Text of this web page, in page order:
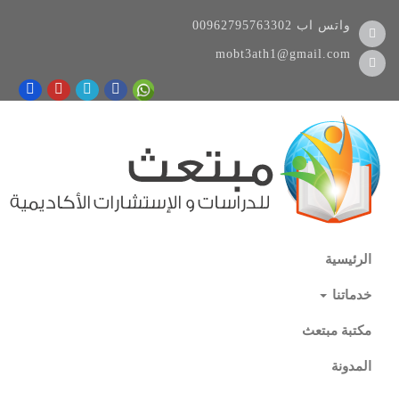
00962795763302 واتس اب
mobt3ath1@gmail.com
الرئيسية
خدماتنا
مكتبة مبتعث
المدونة